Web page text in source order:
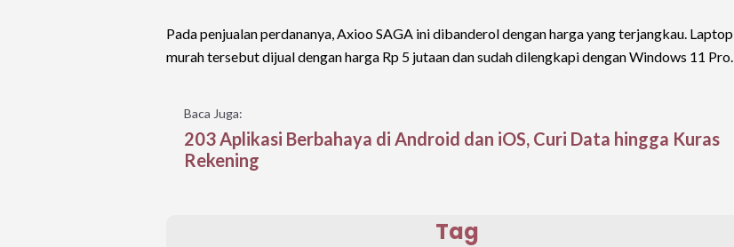
Pada penjualan perdananya, Axioo SAGA ini dibanderol dengan harga yang terjangkau. Laptop
murah tersebut dijual dengan harga Rp 5 jutaan dan sudah dilengkapi dengan Windows 11 Pro.
Baca Juga:
203 Aplikasi Berbahaya di Android dan iOS, Curi Data hingga Kuras
Rekening
Tag